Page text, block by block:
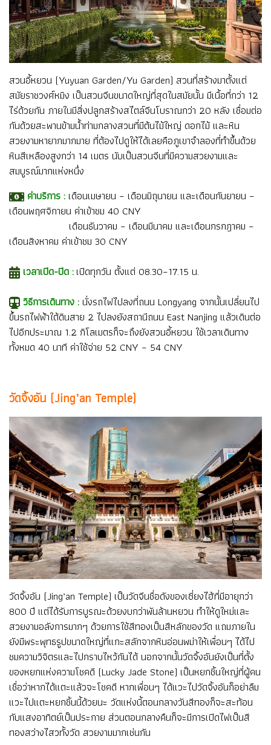
สวนอี้หยวน (Yuyuan Garden/Yu Garden) สวนที่สร้างมาตั้งแต่
สมัยราชวงศ์หมิง เป็นสวนจีนขนาดใหญ่ที่สุดในสมัยนั้น มีเนื้อที่กว่า 12
ไร่ด้วยกัน ภายในมีสิ่งปลูกสร้างสไตล์จีนโบราณกว่า 20 หลัง เชื่อมต่อ
กันด้วยสะพานข้ามน้ำท่ามกลางสวนที่มีต้นไม้ใหญ่ ดอกไม้ และหิน
สวยงามหายากมากมาย ที่ต้องไปดูให้ได้เลยคือภูเขาจำลองที่ทำขึ้นด้วย
หินสีเหลืองสูงกว่า 14 เมตร นับเป็นสวนจีนที่มีความสวยงามและ
สมบูรณ์มากแห่งหนึ่ง
ค่าบริการ :เดือนเมษายน – เดือนมิถุนายน และเดือนกันยายน –
เดือนพฤศจิกายน ค่าเข้าชม 40 CNY
เดือนธันวาคม – เดือนมีนาคม และเดือนกรกฎาคม –
เดือนสิงหาคม ค่าเข้าชม 30 CNY
เวลาเปิด-ปิด :เปิดทุกวัน ตั้งแต่ 08.30–17.15 น.
วิธีการเดินทาง :นั่งรถไฟไปลงที่ถนน Longyang จากนั้นเปลี่ยนไป
ขึ้นรถไฟฟ้าใต้ดินสาย 2 ไปลงยังสถานีถนน East Nanjing แล้วเดินต่อ
ไปอีกประมาณ 1.2 กิโลเมตรก็จะถึงยังสวนอี้หยวน ใช้เวลาเดินทาง
ทั้งหมด 40 นาที ค่าใช้จ่าย 52 CNY – 54 CNY
วัดจิ้งอัน (Jing’an Temple)
วัดจิ้งอัน (Jing’an Temple) เป็นวัดจีนชื่อดังของเซี่ยงไฮ้ที่มีอายุกว่า
800 ปี แต่ได้รับการบูรณะด้วยงบกว่าพันล้านหยวน ทำให้ดูใหม่และ
สวยงามอลังการมากๆ ด้วยการใช้สีทองเป็นสีหลักของวัด แถมภายใน
ยังมีพระพุทธรูปขนาดใหญ่ที่แกะสลักจากหินอ่อนพม่าให้เพื่อนๆ ได้ไป
ชมความวิจิตรและไปกราบไหว้กันได้ นอกจากนั้นวัดจิ้งอันยังเป็นที่ตั้ง
ของหยกแห่งความโชคดี (Lucky Jade Stone) เป็นหยกชิ้นใหญ่ที่ผู้คน
เชื่อว่าหากได้แตะแล้วจะโชคดี หากเพื่อนๆ ได้แวะไปวัดจิ้งอันก็อย่าลืม
แวะไปแตะหยกชิ้นนี้ด้วยนะ วัดแห่งนี้ตอนกลางวันสีทองก็จะสะท้อน
กับแสงอาทิตย์เป็นประกาย ส่วนตอนกลางคืนก็จะมีการเปิดไฟเป็นสี
ทองสว่างไสวทั้งวัด สวยงามมากเช่นกัน